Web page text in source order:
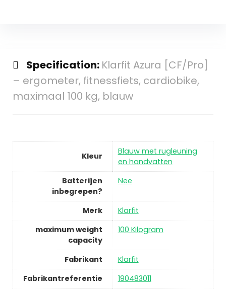
Specification: Klarfit Azura [CF/Pro]
– ergometer, fitnessfiets, cardiobike,
maximaal 100 kg, blauw
Kleur
Blauw met rugleuning
en handvatten
Batterijen
inbegrepen?
Nee
Merk
Klarfit
maximum weight
capacity
100 Kilogram
Fabrikant
Klarfit
Fabrikantreferentie
190483011